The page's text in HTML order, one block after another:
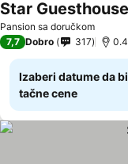
Pansion sa doručkom
Star Guesthouse
7,7 Dobro 317
Izaberi datume da
tačne cene